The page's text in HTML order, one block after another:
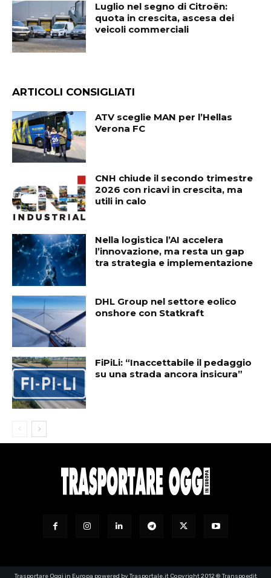
Luglio nel segno di Citroën:
quota in crescita, ascesa dei
veicoli commerciali
ARTICOLI CONSIGLIATI
ATV sceglie MAN per l’Hellas
Verona FC
CNH chiude il secondo trimestre
2026 con ricavi in crescita, ma
utili in calo
Nella logistica l’AI accelera
l’innovazione, ma resta un gap
tra strategia e implementazione
DHL Group nel settore eolico
onshore con Statkraft
FiPiLi: “Inaccettabile il pedaggio
su una strada ancora insicura”
Trasportare Oggi in Europa powered by Trasportale.it Copyright 2012 ® Transpoedit